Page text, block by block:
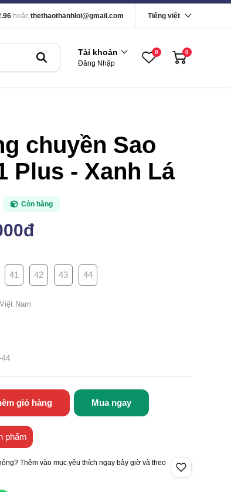
hoặc thethaothanhloi@gmail.com Tiếng việt
Tài khoản
Đăng Nhập
0 0
chuyền Sao
Plus - Xanh Lá
Còn hàng
41 42 43 44
Nam
44
giỏ hàng Mua ngay
phẩm
Thêm vào mục yêu thích ngay bây giờ và theo